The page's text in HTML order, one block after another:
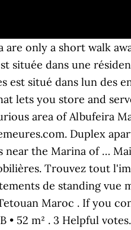
Blanca? This is a heading. Situated in Albufeira, within 1.4 miles of Alemaes Beach and 0.9 miles of Albufeira Marina, Apartment Marina de Albufeira offers accommodation with free WiFi, air conditioning, a restaurant and a seasonal outdoor swimming pool. The terrace has morning sun. Plusieurs appartements près de la plage dos Salgados/ Albufeira. Superficie de 120 m 2 Composé de 3 chambres, salon, séjour, cuisine équipée, 2 salles de bains, terrasse et parking. Beautiful apartment in Albufeira Marina, overlooking the Marina. Duplex apartment with 3 bedrooms, located within a beautiful gated condominium surrounded by mature gardens and water features near the Marina of Albufeira and all amenities. Ajouter aux favoris. Appartement 2 chambres de haut standing Parc Sény à Auderghem - 1.500 € 2 1. Climatisation et vue sur mer. Très bien situé Appartement T1, avec vue spectaculaire sur la mer et la Marina. Maisons à vendre en Marina de Albufeira, Albufeira, Algarve, Portugal; Appartements à vendre en Marina de Albufeira, Albufeira, Algarve, Portugal 2 beds Apartment Marina de Albufeira, Faro. Away from the city. This beachfront property offers access to a patio and free private parking. Belle Appartement à Vendre et Louer à "Marina Port" Tetouan Paloma Blanca. Eine wunderschöne Küste mit creme- und kupferfarbenen Klippen und eine große Auswahl an traumhaften sonnigen Stränden haben aus dem ruhigen kleinen Fischerdorf Albufeira von einst das Urlaubsparadies und das sehr beliebte Reiseziel in der Algarve gemacht, das der Ort heute ist.. Recherche Immobiliers à vendre à Olhão, Algarve, Portugal sur la carte Meravista des propriétés ... just a few metres from the Municipal Market, Restaurants and Marina. Logement